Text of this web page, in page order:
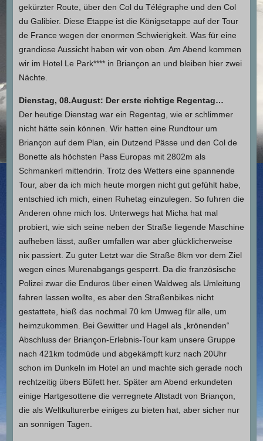
gekürzter Route, über den Col du Télégraphe und den Col
du Galibier. Diese Etappe ist die Königsetappe auf der Tour
de France wegen der enormen Schwierigkeit. Was für eine
grandiose Aussicht haben wir von oben. Am Abend kommen
wir im Hotel Le Park**** in Briançon an und bleiben hier zwei
Nächte.
Dienstag, 08.August: Der erste richtige Regentag…
Der heutige Dienstag war ein Regentag, wie er schlimmer
nicht hätte sein können. Wir hatten eine Rundtour um
Briançon auf dem Plan, ein Dutzend Pässe und den Col de
Bonette als höchsten Pass Europas mit 2802m als
Schmankerl mittendrin. Trotz des Wetters eine spannende
Tour, aber da ich mich heute morgen nicht gut gefühlt habe,
entschied ich mich, einen Ruhetag einzulegen. So fuhren die
Anderen ohne mich los. Unterwegs hat Micha hat mal
probiert, wie sich seine neben der Straße liegende Maschine
aufheben lässt, außer umfallen war aber glücklicherweise
nix passiert. Zu guter Letzt war die Straße 8km vor dem Ziel
wegen eines Murenabgangs gesperrt. Da die französische
Polizei zwar die Enduros über einen Waldweg als Umleitung
fahren lassen wollte, es aber den Straßenbikes nicht
gestattete, hieß das nochmal 70 km Umweg für alle, um
heimzukommen. Bei Gewitter und Hagel als „krönenden“
Abschluss der Briançon-Erlebnis-Tour kam unsere Gruppe
nach 421km todmüde und abgekämpft kurz nach 20Uhr
schon im Dunkeln im Hotel an und machte sich gerade noch
rechtzeitig übers Büfett her. Später am Abend erkundeten
einige Hartgesottene die verregnete Altstadt von Briançon,
die als Weltkulturerbe einiges zu bieten hat, aber sicher nur
an sonnigen Tagen.